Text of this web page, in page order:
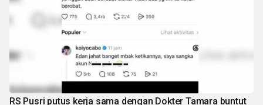
RS Pusri putus kerja sama dengan Dokter Tamara buntut